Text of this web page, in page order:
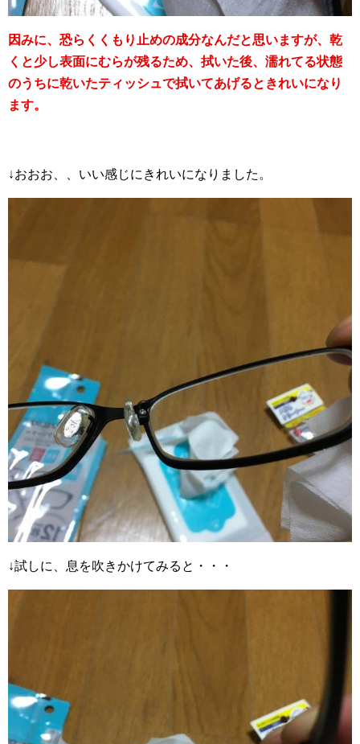
因みに、恐らくくもり止めの成分なんだと思いますが、乾
くと少し表面にむらが残るため、拭いた後、濡れてる状態
のうちに乾いたティッシュで拭いてあげるときれいになり
ます。
↓おおお、、いい感じにきれいになりました。
↓試しに、息を吹きかけてみると・・・